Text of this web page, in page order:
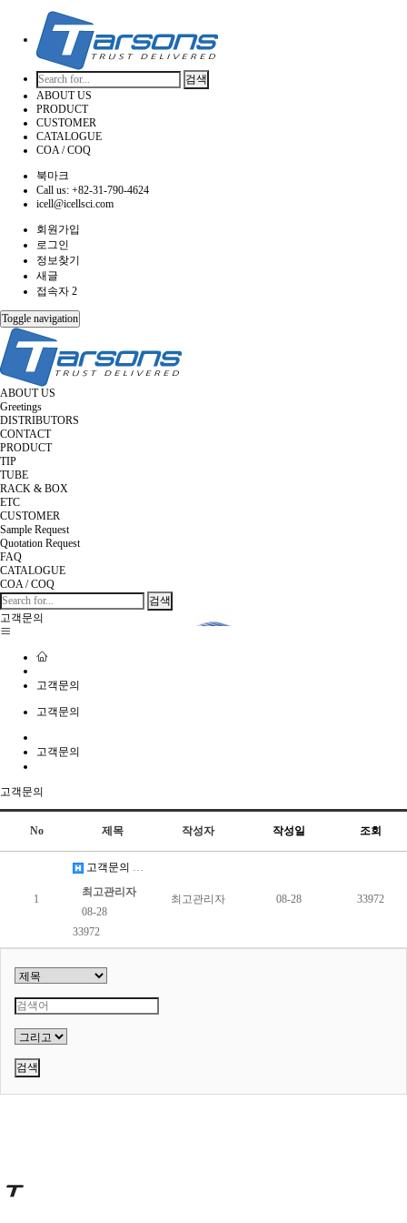
검색
ABOUT US
PRODUCT
CUSTOMER
CATALOGUE
COA / COQ
북마크
Call us: +82-31-790-4624
icell@icellsci.com
회원가입
로그인
정보찾기
새글
접속자 2
Toggle navigation
ABOUT US
Greetings
DISTRIBUTORS
CONTACT
PRODUCT
TIP
TUBE
RACK & BOX
ETC
CUSTOMER
Sample Request
Quotation Request
FAQ
CATALOGUE
COA / COQ
검색
고객문의
고객문의
고객문의
고객문의
고객문의
No 제목 작성자 작성일 조회
1
고객문의 게시판 입니다.
최고관리자
08-28
33972
최고관리자 08-28 33972
검색